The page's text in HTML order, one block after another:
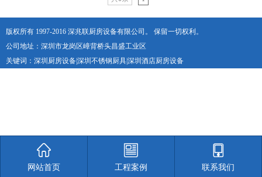
版权所有 1997-2016 深兆联厨房设备有限公司。 保留一切权利。
公司地址：深圳市龙岗区嶂背桥头昌盛工业区
关键词： 深圳厨房设备深圳不锈钢厨具深圳酒店厨房设备
网站首页 工程案例 联系我们